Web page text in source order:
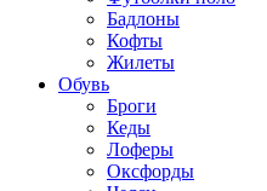
Бадлоны
Кофты
Жилеты
Обувь
Броги
Кеды
Лоферы
Оксфорды